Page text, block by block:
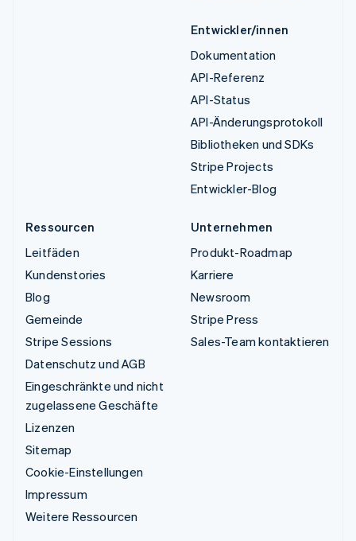
Entwickler/innen
Dokumentation
API-Referenz
API-Status
API-Änderungsprotokoll
Bibliotheken und SDKs
Stripe Projects
Entwickler-Blog
Ressourcen
Leitfäden
Kundenstories
Blog
Gemeinde
Stripe Sessions
Datenschutz und AGB
Eingeschränkte und nicht
zugelassene Geschäfte
Lizenzen
Sitemap
Cookie-Einstellungen
Impressum
Weitere Ressourcen
Unternehmen
Produkt-Roadmap
Karriere
Newsroom
Stripe Press
Sales-Team kontaktieren